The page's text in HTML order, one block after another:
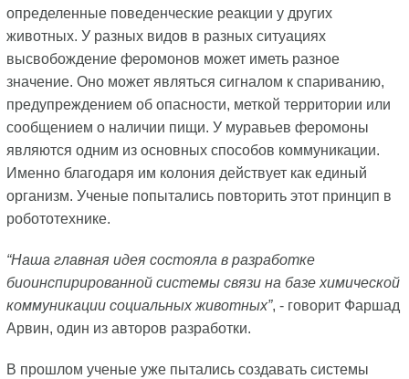
определенные поведенческие реакции у других
животных. У разных видов в разных ситуациях
высвобождение феромонов может иметь разное
значение. Оно может являться сигналом к спариванию,
предупреждением об опасности, меткой территории или
сообщением о наличии пищи. У муравьев феромоны
являются одним из основных способов коммуникации.
Именно благодаря им колония действует как единый
организм. Ученые попытались повторить этот принцип в
робототехнике.
“Наша главная идея состояла в разработке
биоинспирированной системы связи на базе химической
коммуникации социальных животных”, - говорит Фаршад
Арвин, один из авторов разработки.
В прошлом ученые уже пытались создавать системы